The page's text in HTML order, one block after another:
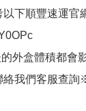
下順豐速運官
外盒體積都會
絡我們客服查詢